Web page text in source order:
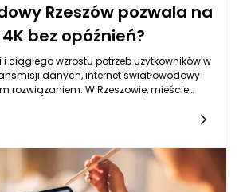
Rzeszów pozwala na
bez opóźnień?
ciągłego wzrostu potrzeb użytkowników w
danych, internet światłowodowy
rozwiązaniem. W Rzeszowie, mieście
nowe możliwości. Technologia ta oferuje
przesyłu danych, co umożliwia
jakości 4K, dotychczas zarezerwowany